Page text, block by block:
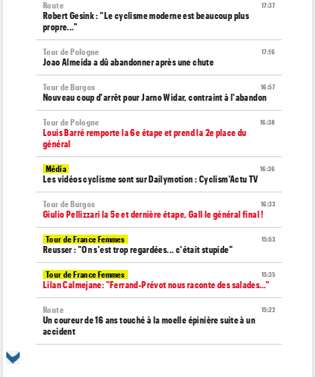
17:37
Route
Robert Gesink : "Le cyclisme moderne est beaucoup plus
propre..."
17:16
Tour de Pologne
Joao Almeida a dû abandonner après une chute
16:57
Tour de Burgos
Nouveau coup d'arrêt pour Jarno Widar, contraint à l'abandon
16:38
Tour de Pologne
Louis Barré remporte la 6e étape et prend la 2e place du
général
16:36
Média
Les vidéos cyclisme sont sur Dailymotion : Cyclism'Actu TV
16:33
Tour de Burgos
Giulio Pellizzari la 5e et dernière étape, Gall le général final !
15:53
Tour de France Femmes
Reusser : "On s'est trop regardées... c'était stupide"
15:35
Tour de France Femmes
Lilan Calmejane: "Ferrand-Prévot nous raconte des salades…"
15:22
Route
Un coureur de 16 ans touché à la moelle épinière suite à un
accident